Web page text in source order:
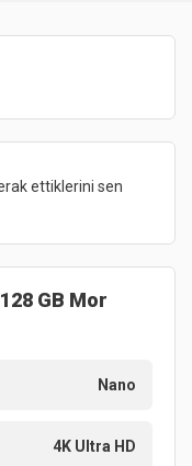
ettiklerini sen
GB Mor
Nano
4K Ultra HD